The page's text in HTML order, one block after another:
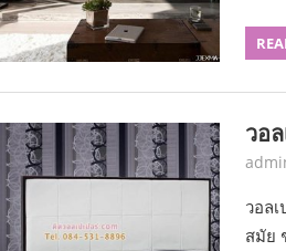
วอ
June
วอล
สมัย